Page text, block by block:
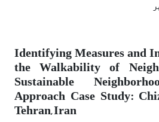
Identifying Measures and
the Walkability of
Sustainable
Approach Case Study:
Tehran, Iran